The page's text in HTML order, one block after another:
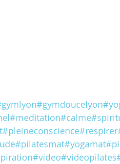
#gymdoucelyon
#meditation#calme
#pleineconscience#respirer
#pilatesmat#yogamat
#video#videopilates